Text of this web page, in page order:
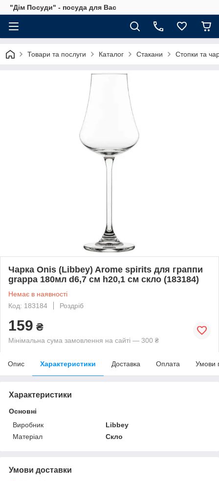
"Дім Посуди" - посуда для Вас
Товари та послуги Каталог Стакани Стопки та
Чарка Onis (Libbey) Arome spirits для граппи
grappa 180мл d6,7 см h20,1 см скло (183184)
Немає в наявності
Код: 183184
Роздріб
159 ₴
Мінімальна сума замовлення на сайті — 300 ₴
Опис Характеристики Доставка Оплата Умови
Характеристики
Основні
Виробник
Libbey
Матеріал
Скло
Умови доставки